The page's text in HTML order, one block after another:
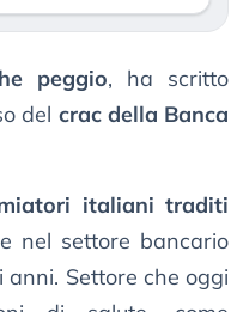
peggio, ha scritto
del crac della Banca
italiani traditi
nel settore bancario
Settore che oggi